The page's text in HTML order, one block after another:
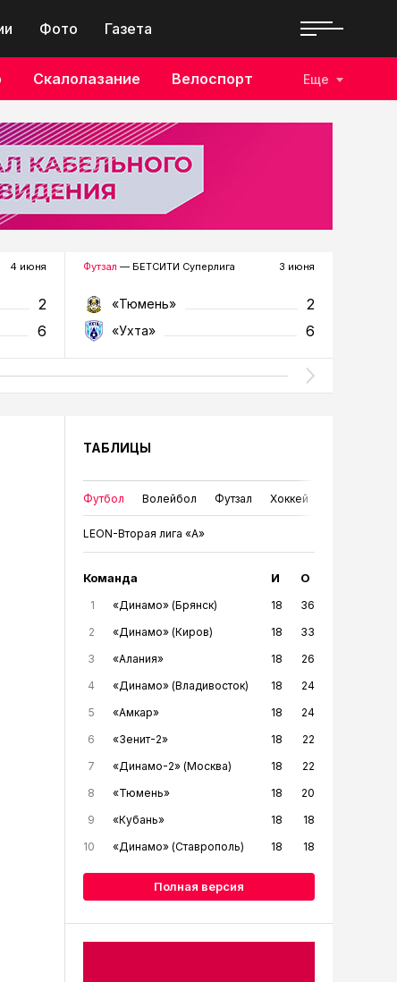
Фото Газета
Скалолазание Велоспорт Еще
4 июня
2
6
Футзал — БЕТСИТИ Суперлига 3 июня
«Тюмень» 2
«Ухта» 6
ТАБЛИЦЫ
Футбол Волейбол Футзал Хоккей
LEON-Вторая лига «А»
Команда И О
1 «Динамо» (Брянск) 18
36
2
«Динамо» (Киров) 18
33
3
«Алания» 18
26
4
«Динамо» (Владивосток) 18
24
5
«Амкар» 18
24
6
«Зенит-2» 18
22
7
«Динамо-2» (Москва) 18
22
8
«Тюмень» 18
20
9
«Кубань» 18
18
10
«Динамо» (Ставрополь) 18 18
Полная версия